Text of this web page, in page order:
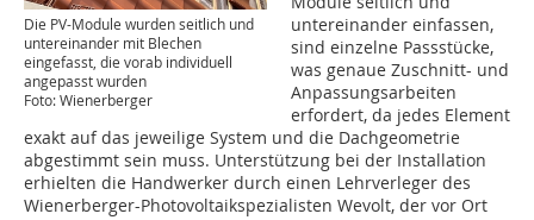
Die PV-Module wurden seitlich und
untereinander mit Blechen
eingefasst, die vorab individuell
angepasst wurden
Foto: Wienerberger
untereinander einfassen,
sind einzelne Passstücke,
was genaue Zuschnitt- und
Anpassungsarbeiten
erfordert, da jedes Element
exakt auf das jeweilige System und die Dachgeometrie
abgestimmt sein muss. Unterstützung bei der Installation
erhielten die Handwerker durch einen Lehrverleger des
Wienerberger-Photovoltaikspezialisten Wevolt, der vor Ort